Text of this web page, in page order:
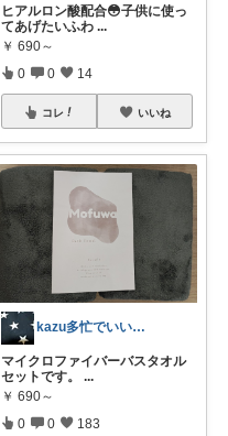
ヒアルロン酸配合😳子供に使っ
てあげたいふわ ...
￥ 690～
0 0 14
コレ いいね
kazu多忙でいいね全て返せず🙏
マイクロファイバーバスタオル
セットです。 ...
￥ 690～
0 0 183